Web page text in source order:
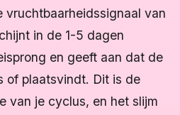
vruchtbaarheidssignaal van
in de 1-5 dagen
en geeft aan dat de
of plaatsvindt. Dit is de
van je cyclus, en het slijm